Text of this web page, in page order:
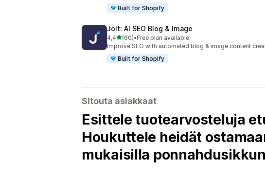
Built for Shopify
Jolt: AI SEO Blog & Image
4,4/ 5 tähteä
(60)
60 arvostelua yhteensä
•Free plan available
Improve SEO with automated blog & image content
Built for Shopify
Sitouta asiakkaat
Esittele tuotearvosteluja
Houkuttele heidät
mukaisilla